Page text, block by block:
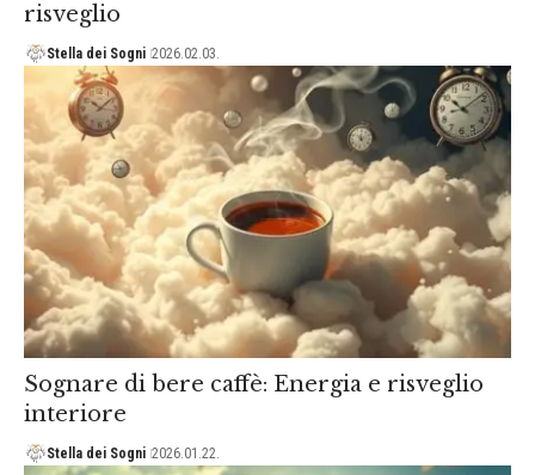
risveglio
Stella dei Sogni 2026.02.03.
Sognare di bere caffè: Energia e risveglio
interiore
Stella dei Sogni 2026.01.22.